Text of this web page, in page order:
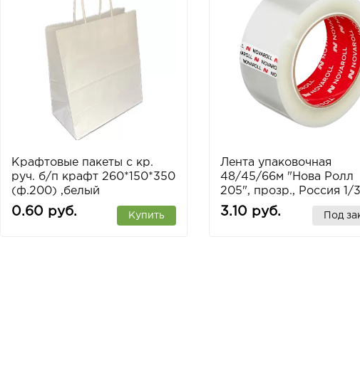
Крафтовые пакеты с кр.
руч. б/п крафт 260*150*350
(ф.200) ,белый
0.60 руб. Купить
Лента упаковочная
48/45/66м "Нова Ролл
205", прозр., Россия 1/
3.10 руб. Под